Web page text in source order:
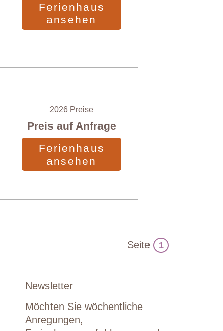
Ferienhaus
ansehen
2026 Preise
Preis auf Anfrage
Ferienhaus
ansehen
Seite 1
Newsletter
Möchten Sie wöchentliche
Anregungen,